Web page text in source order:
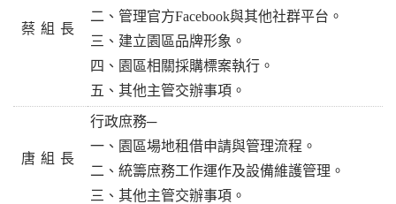
蔡組長
二、管理官方Facebook與其他社群平台。
三、建立園區品牌形象。
四、園區相關採購標案執行。
五、其他主管交辦事項。
唐組長
行政庶務─
一、園區場地租借申請與管理流程。
二、統籌庶務工作運作及設備維護管理。
三、其他主管交辦事項。